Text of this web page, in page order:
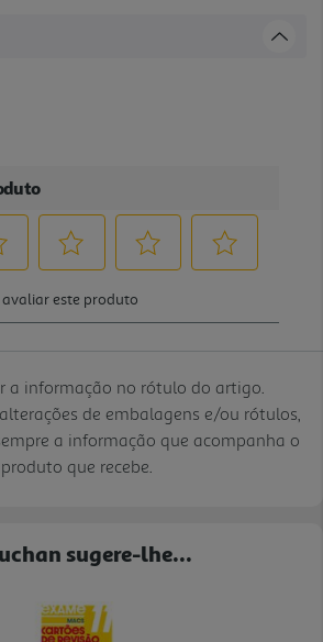
a informação no rótulo do artigo.
de embalagens e/ou rótulos,
a informação que acompanha o
produto que recebe.
sugere-lhe...